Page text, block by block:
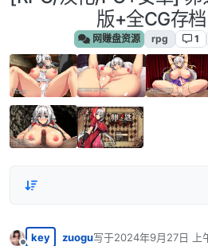
版+全CG存
网赚盘资源 rpg 1
key zuogu写于2024年9月27日 上